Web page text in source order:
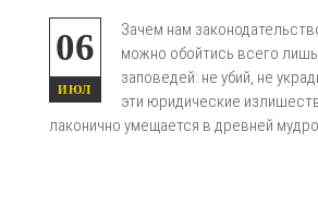
06
ИЮЛ
Зачем нам
можно обойтись всего
заповедей: не убий, не
эти юридические
лаконично умещается в древней